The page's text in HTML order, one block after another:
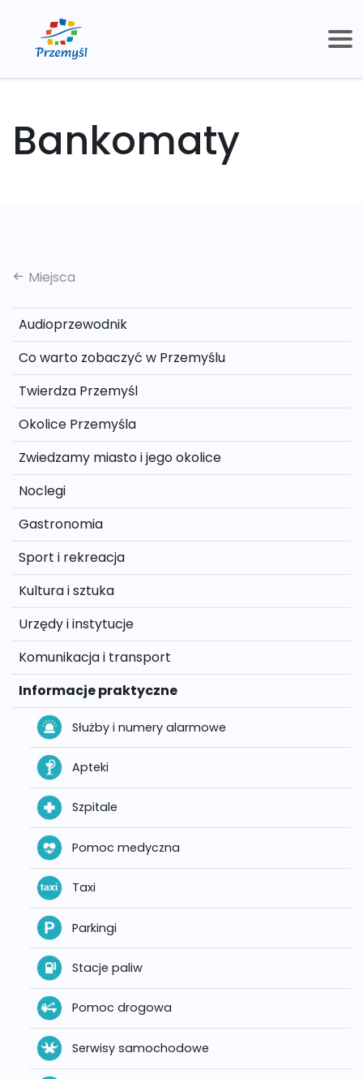
Bankomaty
Miejsca
Audioprzewodnik
Co warto zobaczyć w Przemyślu
Twierdza Przemyśl
Okolice Przemyśla
Zwiedzamy miasto i jego okolice
Noclegi
Gastronomia
Sport i rekreacja
Kultura i sztuka
Urzędy i instytucje
Komunikacja i transport
Informacje praktyczne
Służby i numery alarmowe
Apteki
Szpitale
Pomoc medyczna
Taxi
Parkingi
Stacje paliw
Pomoc drogowa
Serwisy samochodowe